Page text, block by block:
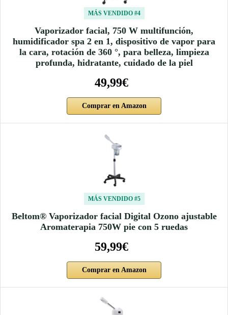
MÁS VENDIDO #4
Vaporizador facial, 750 W multifunción,
humidificador spa 2 en 1, dispositivo de vapor para
la cara, rotación de 360 °, para belleza, limpieza
profunda, hidratante, cuidado de la piel
49,99€
Comprar en Amazon
MÁS VENDIDO #5
Beltom® Vaporizador facial Digital Ozono ajustable
Aromaterapia 750W pie con 5 ruedas
59,99€
Comprar en Amazon